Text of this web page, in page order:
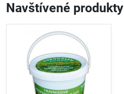
Navštívené produkty